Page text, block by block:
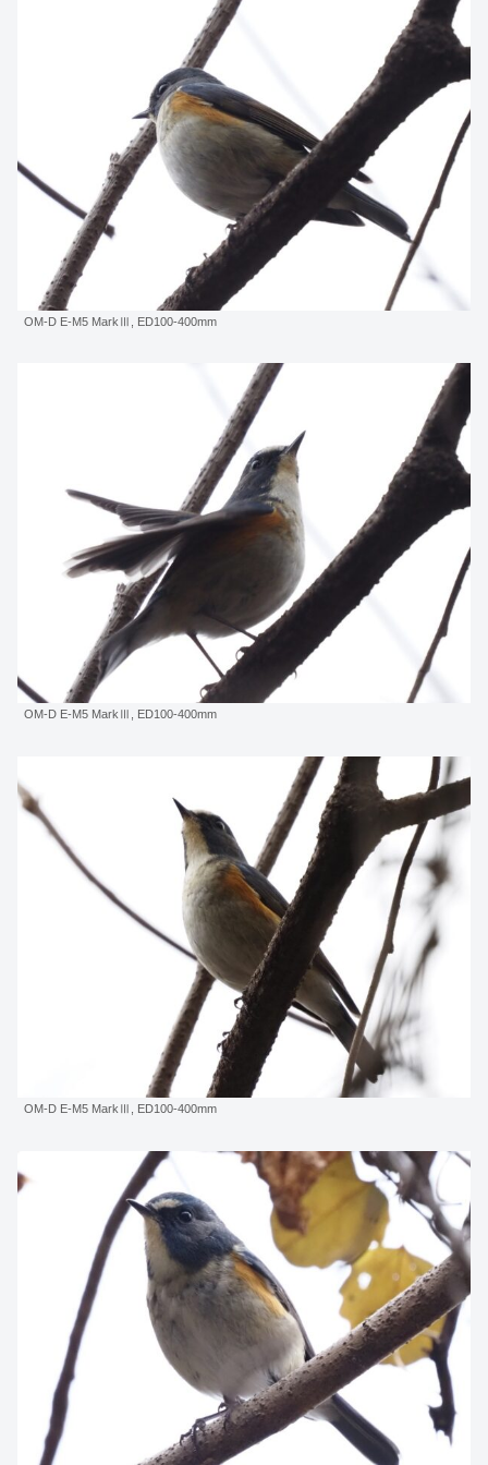
OM-D E-M5 MarkⅢ, ED100-400mm
OM-D E-M5 MarkⅢ, ED100-400mm
OM-D E-M5 MarkⅢ, ED100-400mm